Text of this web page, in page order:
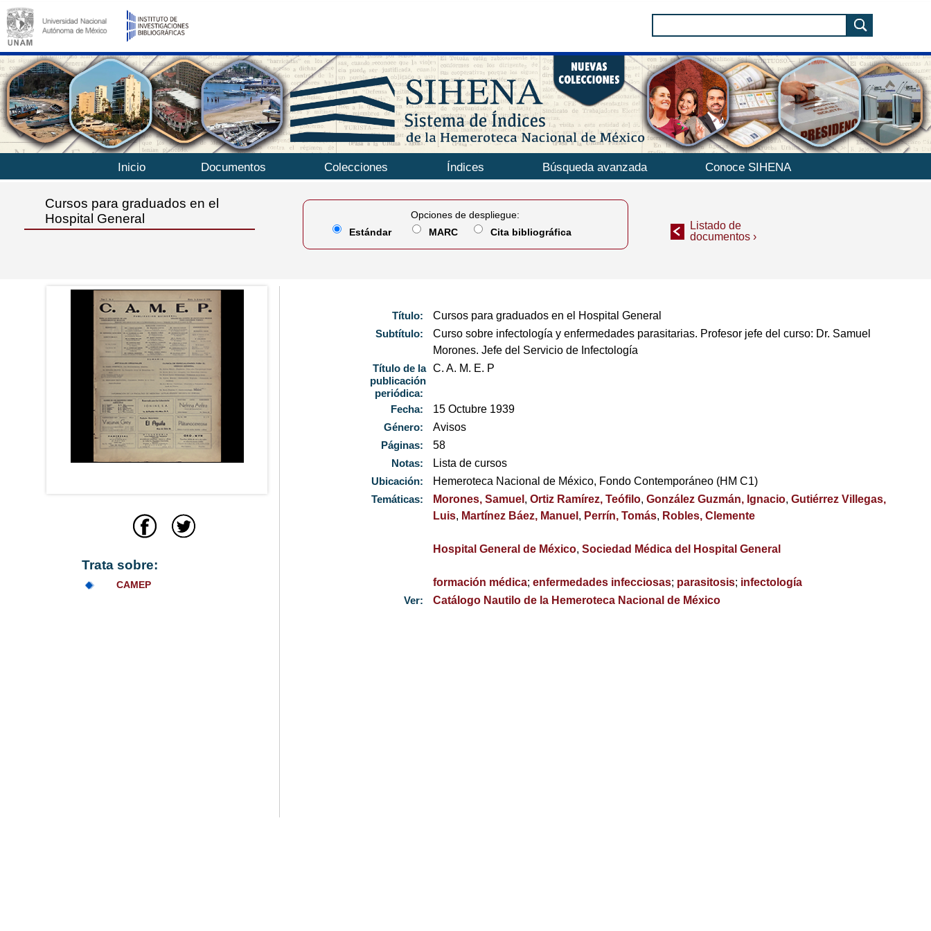
Inicio Documentos Colecciones Índices Búsqueda avanzada Conoce SIHENA
Cursos para graduados en el
Hospital General
Listado de
documentos ›
Opciones de despliegue:
Estándar
MARC Cita bibliográfica
Trata sobre:
CAMEP
Título:
Cursos para graduados en el Hospital General
Subtítulo:
Curso sobre infectología y enfermedades parasitarias. Profesor jefe del curso: Dr. Samuel
Morones. Jefe del Servicio de Infectología
Título de la
publicación
periódica:
C. A. M. E. P
Fecha:
15 Octubre 1939
Género:
Avisos
Páginas:
58
Notas:
Lista de cursos
Ubicación:
Hemeroteca Nacional de México, Fondo Contemporáneo (HM C1)
Temáticas:
Morones, Samuel ,Ortiz Ramírez, Teófilo,González Guzmán, Ignacio,Gutiérrez Villegas,
Luis, Martínez Báez, Manuel , Perrín, Tomás, Robles, Clemente
Hospital General de México,Sociedad Médica del Hospital General
formación médica;enfermedades infecciosas; parasitosis; infectología
Ver:
Catálogo Nautilo de la Hemeroteca Nacional de México